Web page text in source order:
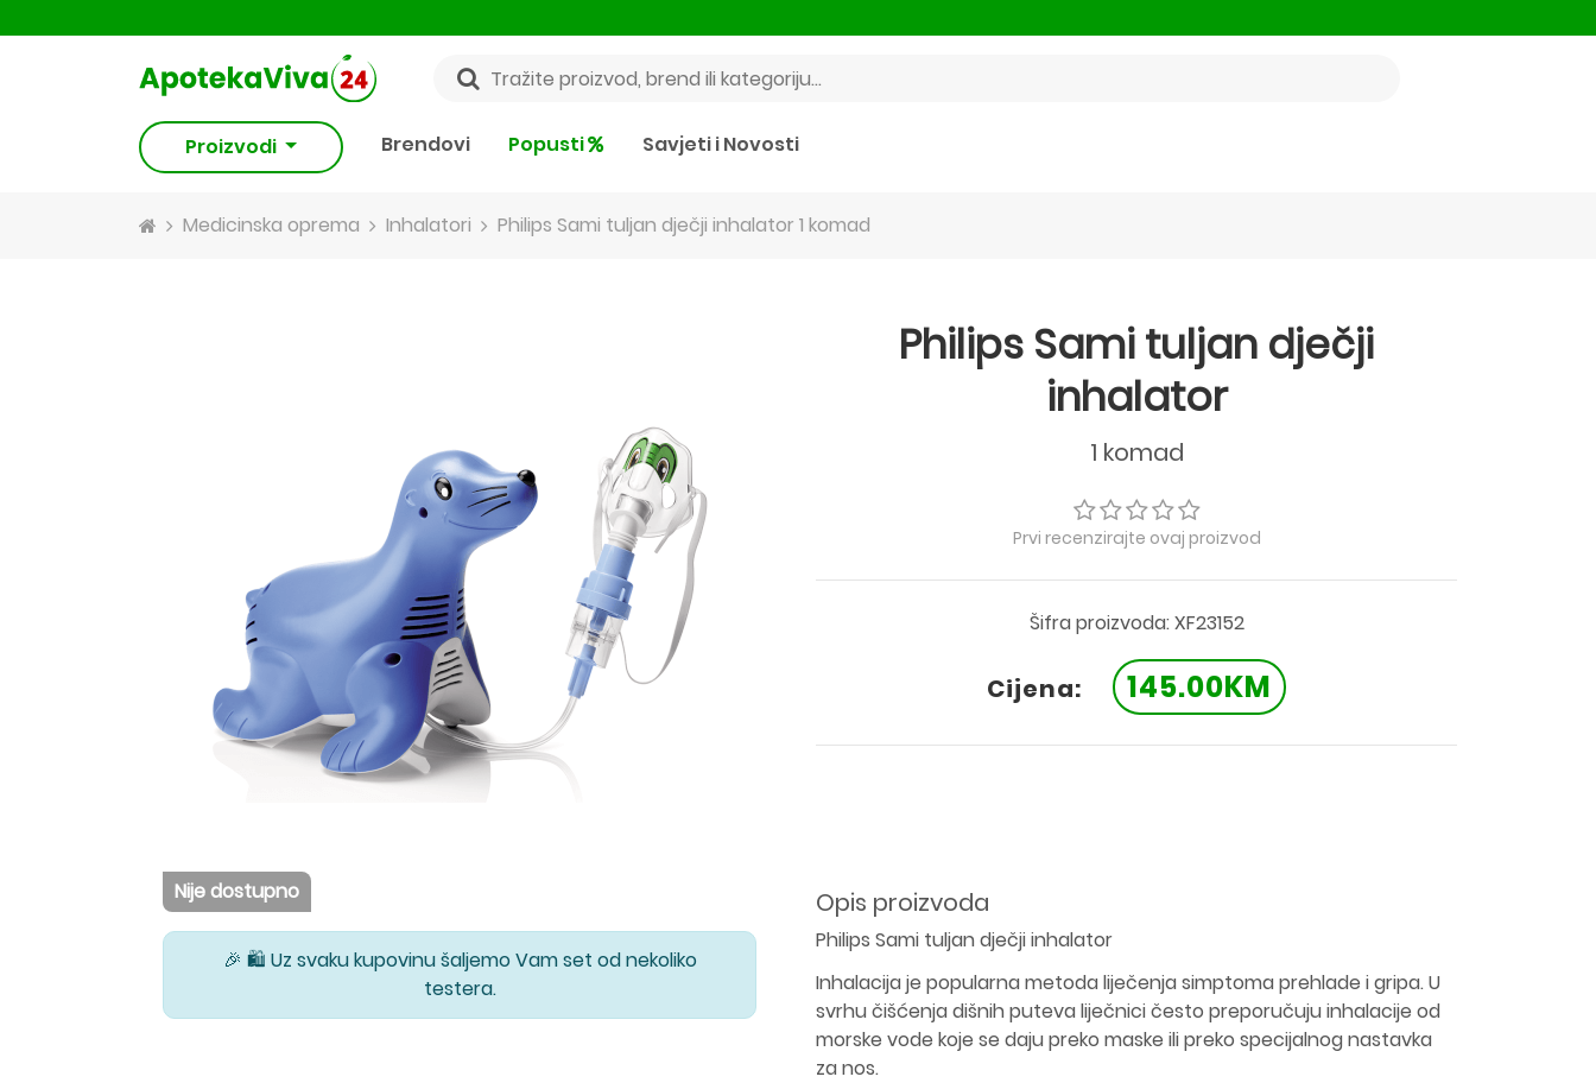
Proizvodi Brendovi Popusti Savjeti i Novosti
Medicinska oprema Inhalatori Philips Sami tuljan dječji inhalator 1 komad
Nije dostupno
🎉 🛍️ Uz svaku kupovinu šaljemo Vam set od nekoliko
testera.
Philips Sami tuljan dječji
inhalator
1 komad
Prvi recenzirajte ovaj proizvod
Šifra proizvoda: XF23152
Cijena: 145.00KM
Opis proizvoda
Philips Sami tuljan dječji inhalator
Inhalacija je popularna metoda liječenja simptoma prehlade i gripa. U
svrhu čišćenja dišnih puteva liječnici često preporučuju inhalacije od
morske vode koje se daju preko maske ili preko specijalnog nastavka
za nos.